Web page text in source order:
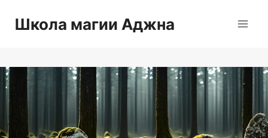
Школа магии Аджна